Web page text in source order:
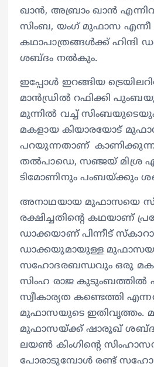
ഖാൻ, അബ്രാം ഖാൻ
സിംബ, യംഗ് മുഫാസ എന്നീ
കഥാപാത്രങ്ങൾക്ക് ഹിന്ദി
ശബ്ദം നൽകും.
ഇപ്പോള്‍ ഇറങ്ങിയ
മാൻഡ്രിൽ റഫിക്കി
മുന്നില്‍ വച്ച്
മകളായ കിയാരയോട്
പറയുന്നതാണ്
തൽപാഡെ, സഞ്ജയ് മിശ്ര
ടിമോണിനും പംബയ്ക്കും
അനാഥയായ മുഫാസയെ
രക്ഷിച്ചതിന്‍റെ കഥയാണ്
ഡാക്കയാണ് പിന്നീട്
ഡാക്കയുമായുള്ള
സഹോദരബന്ധവും ഒരു
സിംഹ രാജ കുടുംബത്തിൽ
സ്വീകാര്യത കണ്ടെത്തി
മുഫാസയുടെ ഇതിവൃത്തം.
മുഫാസയ്ക്ക് ഷാരൂഖ്
ലയൺ കിംഗിന്‍റെ
പോരാടുമ്പോൾ രണ്ട്